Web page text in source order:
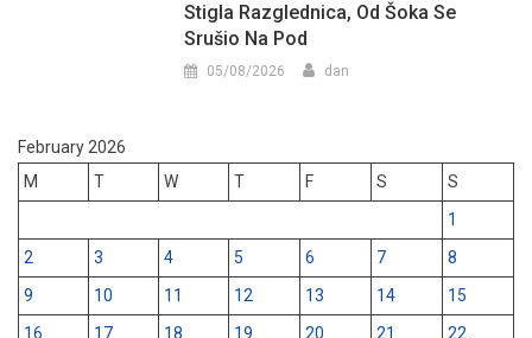
Stigla Razglednica, Od Šoka Se
Srušio Na Pod
05/08/2026 dan
February 2026
M
T W T F S
S
1
2
3 4 5 6 7
8
9
10 11 12 13 14
15
16
17 18 19 20 21
22